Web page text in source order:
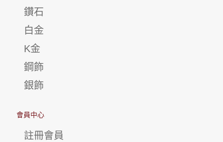
鑽石
白金
K金
鋼飾
銀飾
會員中心
註冊會員